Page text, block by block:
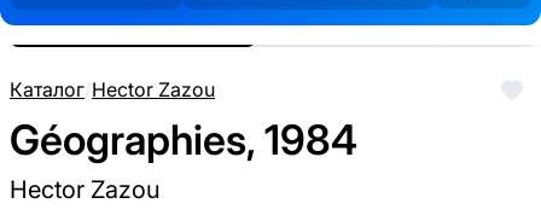
Каталог/Hector Zazou
Géographies, 1984
Hector Zazou
Реальные фото пластинки.
Нажмите, чтобы увеличить